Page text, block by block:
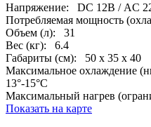
Напряжение: DC 12В / AC
Потребляемая мощность
Объем (л): 31
Вес (кг): 6.4
Габариты (см): 50 x 35 x 40
Максимальное охлаждение
13°-15°C
Максимальный нагрев
Показать на карте